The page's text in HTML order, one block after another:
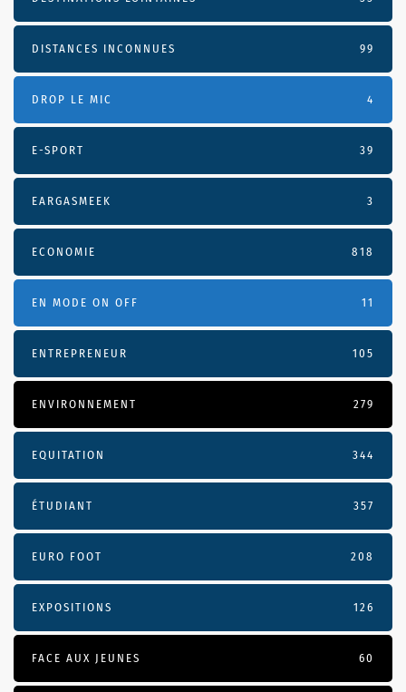
DISTANCES INCONNUES 99
DROP LE MIC 4
E-SPORT 39
EARGASMEEK 3
ECONOMIE 818
EN MODE ON OFF 11
ENTREPRENEUR 105
ENVIRONNEMENT 279
EQUITATION 344
ÉTUDIANT 357
EURO FOOT 208
EXPOSITIONS 126
FACE AUX JEUNES 60